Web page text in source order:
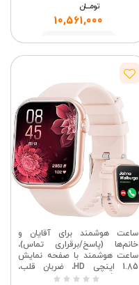
تومــــــان
10,561,000
مشاهده
ساعت هوشمند برای آقایان و
خانم‌ها (پاسخ/برقراری تماس)،
ساعت هوشمند با صفحه نمایش
1.85 اینچی HD، ضربان قلب،
خواب، گام‌شمار، حالت‌های ورزشی